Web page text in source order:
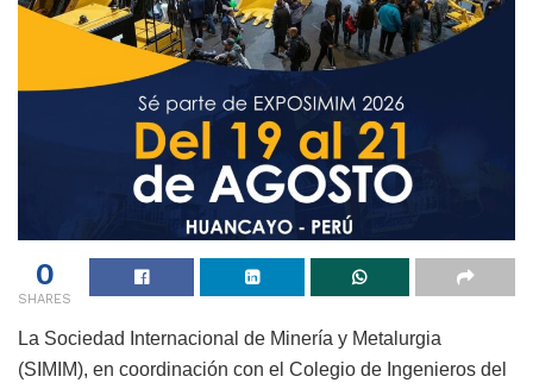
0
SHARES
La Sociedad Internacional de Minería y Metalurgia
(SIMIM), en coordinación con el Colegio de Ingenieros del